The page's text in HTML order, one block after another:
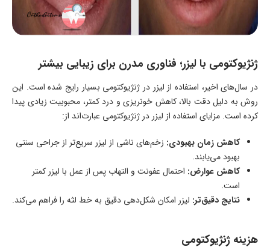
ژنژیوکتومی با لیزر؛ فناوری مدرن برای زیبایی بیشتر
در سال‌های اخیر، استفاده از لیزر در ژنژیوکتومی بسیار رایج شده است. این
روش به دلیل دقت بالا، کاهش خونریزی و درد کمتر، محبوبیت زیادی پیدا
کرده است. مزایای استفاده از لیزر در ژنژیوکتومی عبارت‌اند از:
کاهش زمان بهبودی: زخم‌های ناشی از لیزر سریع‌تر از جراحی سنتی
بهبود می‌یابند.
کاهش عوارض: احتمال عفونت و التهاب پس از عمل با لیزر کمتر
است.
نتایج دقیق‌تر: لیزر امکان شکل‌دهی دقیق به خط لثه را فراهم می‌کند.
هزینه ژنژیوکتومی